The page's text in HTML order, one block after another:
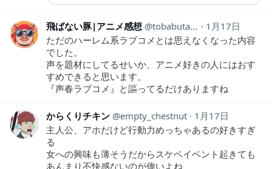
飛ばない豚|アニメ感想 tobabuta_anime
1月17日
ただのハーレム系ラブコメとは思えなくなった内容
でした。
声を題材にしてるせいか、アニメ好きの人にはおす
すめできると思います。
『声春ラブコメ』と謳ってるだけありますね
からくりチキン empty_chestnut
1月17日
主人公、アホだけど行動力めっちゃあるの好きすぎ
る
女への興味も薄そうだからスケベイベント起きても
あんまり不快感ないのが偉いよね